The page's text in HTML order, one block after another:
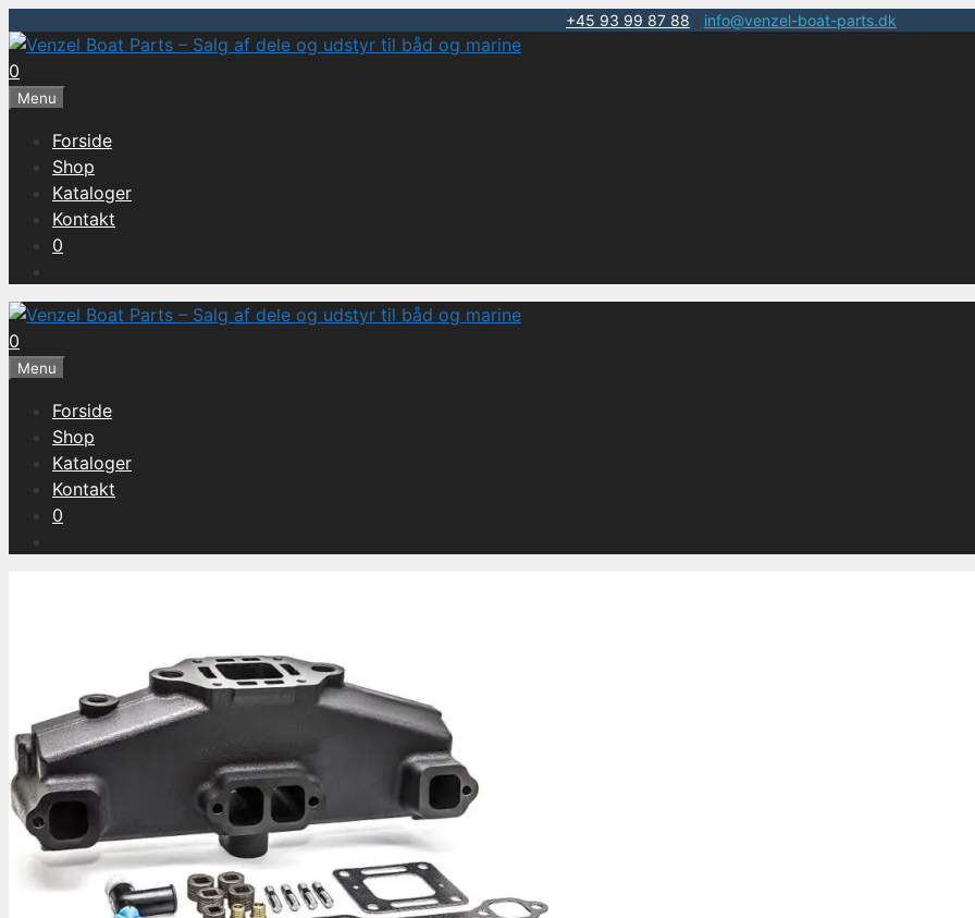
+45 93 99 87 88 info@venzel-boat-parts.dk
Hop
til
indhold
0
Menu
Forside
Shop
Kataloger
Kontakt
0
0
Menu
Forside
Shop
Kataloger
Kontakt
0